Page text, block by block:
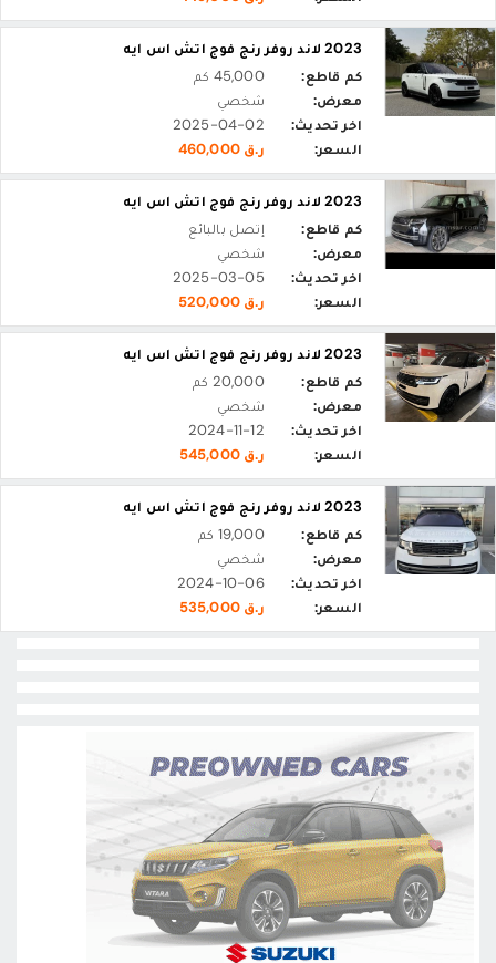
2023 لاند روفر رنج فوج اتش اس ايه
كم قاطع:
45,000 كم
معرض:
شخصي
اخر تحديث:
2025-04-02
السعر:
ر.ق 460,000
2023 لاند روفر رنج فوج اتش اس ايه
كم قاطع:
إتصل بالبائع
معرض:
شخصي
اخر تحديث:
2025-03-05
السعر:
ر.ق 520,000
2023 لاند روفر رنج فوج اتش اس ايه
كم قاطع:
20,000 كم
معرض:
شخصي
اخر تحديث:
2024-11-12
السعر:
ر.ق 545,000
2023 لاند روفر رنج فوج اتش اس ايه
كم قاطع:
19,000 كم
معرض:
شخصي
اخر تحديث:
2024-10-06
السعر:
ر.ق 535,000